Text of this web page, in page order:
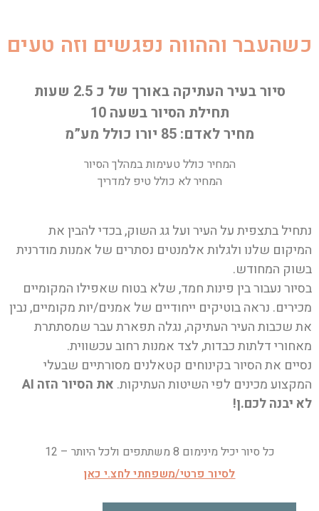
כשהעבר וההווה נפגשים וזה טעים
סיור בעיר העתיקה באורך של כ 2.5 שעות
תחילת הסיור בשעה 10
מחיר לאדם: 85 יורו כולל מע”מ
המחיר כולל טעימות במהלך הסיור
המחיר לא כולל טיפ למדריך
נתחיל בתצפית על העיר ועל גג השוק, בכדי להבין את
המיקום שלנו ולגלות אלמנטים נסתרים של אמנות מודרנית
בשוק המחודש.
בסיור נעבור בין פינות חמד, שלא בטוח שאפילו המקומיים
מכירים. נראה בוטיקים ייחודיים של אמנים/יות מקומיים, נבין
את שכבות העיר העתיקה, נגלה תפארת עבר שמסתתרת
מאחורי דלתות כבדות, לצד אמנות רחוב עכשווית.
נסיים את הסיור בקינוחים קטאלנים מסורתיים שבעלי
המקצוע מכינים לפי השיטות העתיקות.
את הסיור הזה AI
לא יבנה לכם.ן!
כל סיור יכיל מינימום 8 משתתפים ולכל היותר – 12
לסיור פרטי/משפחתי לחצ.י כאן